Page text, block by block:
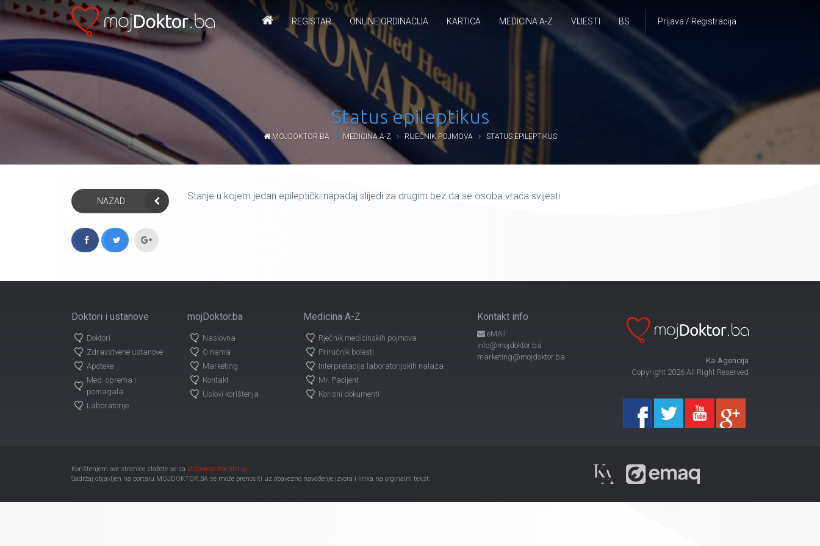
Prijava / Registracija
REGISTAR ONLINE ORDINACIJA KARTICA MEDICINA A-Z VIJESTI BS
Status epileptikus
MOJDOKTOR.BA MEDICINA A-Z RIJEČNIK POJMOVA STATUS EPILEPTIKUS
NAZAD Stanje u kojem jedan epileptički napadaj slijedi za drugim bez da se osoba vraća svijesti
Doktori i ustanove
Doktori
Zdravstvene ustanove
Apoteke
Med. oprema i
pomagala
Laboratorije
mojDoktor.ba
Naslovna
O nama
Marketing
Kontakt
Uslovi korištenja
Medicina A-Z
Rječnik medicinskih pojmova
Priručnik bolesti
Interpretacija laboratorijskih nalaza
Mr. Pacijent
Korisni dokumenti
Kontakt info
eMAil:
info@mojdoktor.ba
marketing@mojdoktor.ba
Ka-Agencija
Copyright 2026 All Right Reserved
Korištenjem ove stranice slažete se sa Uslovima korištenja
Sadržaj objavljen na portalu MOJDOKTOR.BA se može prenositi uz obavezno navođenje izvora i linka na orginalni tekst.